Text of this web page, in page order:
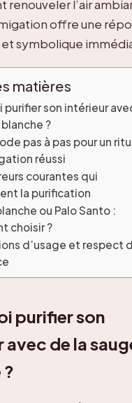
renouveler l’air
offre une
symbolique
matières
purifier son intérieur
?
pas à pas pour un
réussi
courantes qui
la purification
ou Palo Santo :
choisir ?
d’usage et respect
purifier son
avec de la